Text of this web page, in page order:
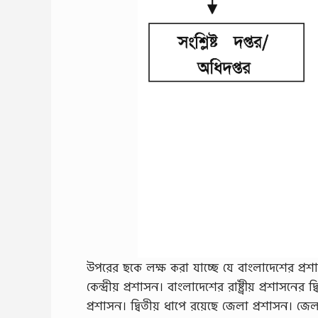
উপরের ছকে লক্ষ করা যাচ্ছে যে বাংলাদেশের
কেন্দ্রীয় প্রশাসন। বাংলাদেশের রাষ্ট্রীয়
প্রশাসন। দ্বিতীয় ধাপে রয়েছে জেলা